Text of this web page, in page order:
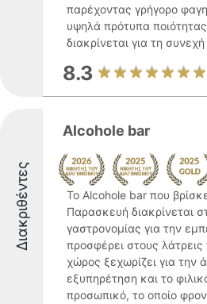
παρέχοντας γρήγορο
υψηλά πρότυπα
διακρίνεται για τη συνεχή
8.3
Διακριθέντες
Alcohole bar
Το Alcohole bar που
Παρασκευή διακρίνεται
γαστρονομίας για την
προσφέρει στους
χώρος ξεχωρίζει για την
εξυπηρέτηση και το
προσωπικό, το οποίο